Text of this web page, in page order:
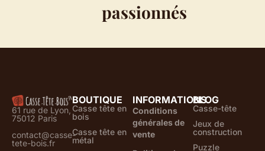
passionnés
61 rue de Lyon,
75012 Paris
contact@casse-
tete-bois.fr
BOUTIQUE
Casse tête en
bois
Casse tête en
métal
INFORMATIONS
Conditions
générales de
vente
BLOG
Casse-tête
Jeux de
construction
Puzzle